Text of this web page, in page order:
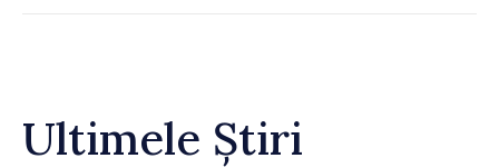
Ultimele Știri